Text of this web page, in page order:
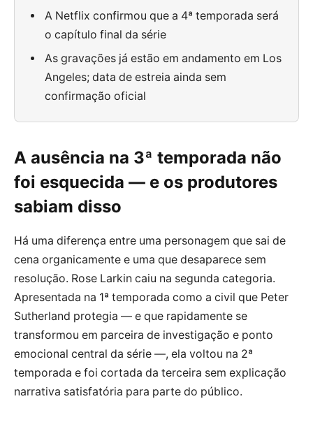
A Netflix confirmou que a 4ª temporada será
o capítulo final da série
As gravações já estão em andamento em Los
Angeles; data de estreia ainda sem
confirmação oficial
A ausência na 3ª temporada não
foi esquecida — e os produtores
sabiam disso
Há uma diferença entre uma personagem que sai de
cena organicamente e uma que desaparece sem
resolução. Rose Larkin caiu na segunda categoria.
Apresentada na 1ª temporada como a civil que Peter
Sutherland protegia — e que rapidamente se
transformou em parceira de investigação e ponto
emocional central da série —, ela voltou na 2ª
temporada e foi cortada da terceira sem explicação
narrativa satisfatória para parte do público.